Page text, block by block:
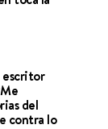
escritor
del
contra lo